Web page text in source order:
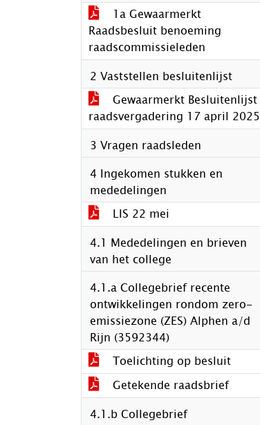
1a Gewaarmerkt
Raadsbesluit benoeming
raadscommissieleden
2 Vaststellen besluitenlijst
Gewaarmerkt Besluitenlijst
raadsvergadering 17 april 2025
3 Vragen raadsleden
4 Ingekomen stukken en
mededelingen
LIS 22 mei
4.1 Mededelingen en brieven
van het college
4.1.a Collegebrief recente
ontwikkelingen rondom zero-
emissiezone (ZES) Alphen a/d
Rijn (3592344)
Toelichting op besluit
Getekende raadsbrief
4.1.b Collegebrief